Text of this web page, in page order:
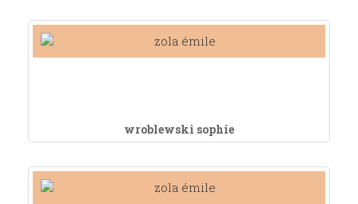
wroblewski sophie